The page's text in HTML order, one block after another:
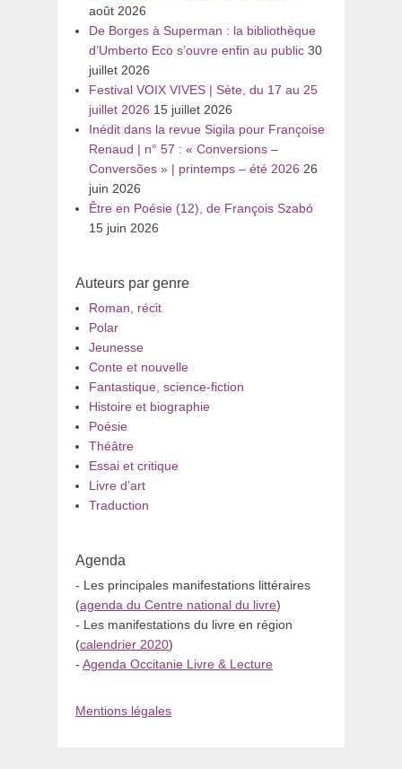
août 2026
De Borges à Superman : la bibliothèque
d’Umberto Eco s’ouvre enfin au public 30
juillet 2026
Festival VOIX VIVES | Sète, du 17 au 25
juillet 2026 15 juillet 2026
Inédit dans la revue Sigila pour Françoise
Renaud | n° 57 : « Conversions –
Conversões » | printemps – été 2026 26
juin 2026
Être en Poésie (12), de François Szabó
15 juin 2026
Auteurs par genre
Roman, récit
Polar
Jeunesse
Conte et nouvelle
Fantastique, science-fiction
Histoire et biographie
Poésie
Théâtre
Essai et critique
Livre d’art
Traduction
Agenda
- Les principales manifestations littéraires
(agenda du Centre national du livre)
- Les manifestations du livre en région
(calendrier 2020)
- Agenda Occitanie Livre & Lecture
Mentions légales